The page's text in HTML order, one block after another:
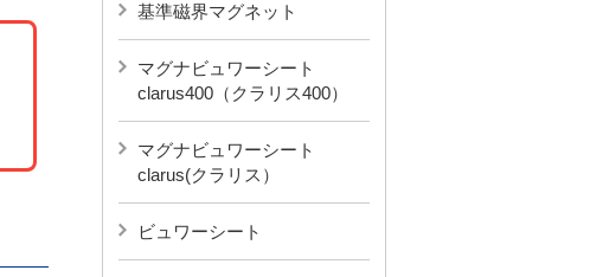
基準磁界マグネット
マグナビュワーシート
clarus400（クラリス400）
マグナビュワーシート
clarus(クラリス）
ビュワーシート